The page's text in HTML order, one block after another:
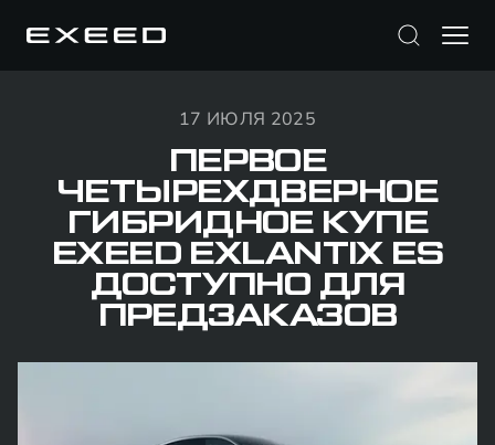
17 ИЮЛЯ 2025
ПЕРВОЕ
ЧЕТЫРЕХДВЕРНОЕ
ГИБРИДНОЕ КУПЕ
EXEED EXLANTIX ES
ДОСТУПНО ДЛЯ
ПРЕДЗАКАЗОВ